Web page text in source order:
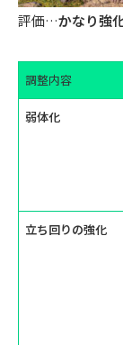
評価…かなり強
調整内容
弱体化
立ち回りの強化